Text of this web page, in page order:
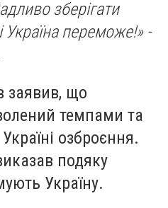
зберігати
Україна переможе!» -
заявив, що
темпами та
озброєння.
подяку
Україну.